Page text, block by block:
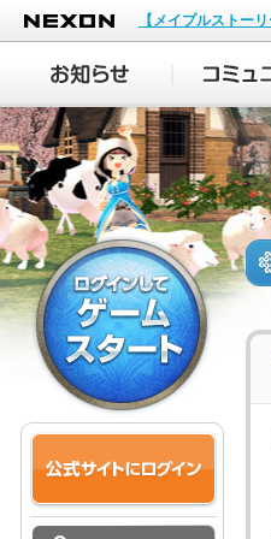
NEXON
【メイプルストー